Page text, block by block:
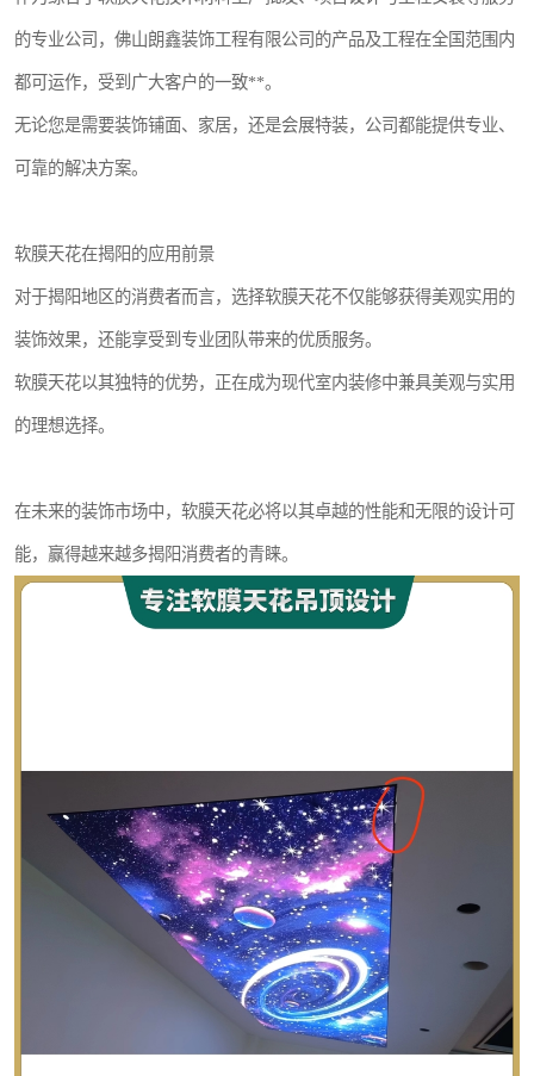
的专业公司，佛山朗鑫装饰工程有限公司的产品及工程在全国范围内
都可运作，受到广大客户的一致**。
无论您是需要装饰铺面、家居，还是会展特装，公司都能提供专业、
可靠的解决方案。
软膜天花在揭阳的应用前景
对于揭阳地区的消费者而言，选择软膜天花不仅能够获得美观实用的
装饰效果，还能享受到专业团队带来的优质服务。
软膜天花以其独特的优势，正在成为现代室内装修中兼具美观与实用
的理想选择。
在未来的装饰市场中，软膜天花必将以其卓越的性能和无限的设计可
能，赢得越来越多揭阳消费者的青睐。